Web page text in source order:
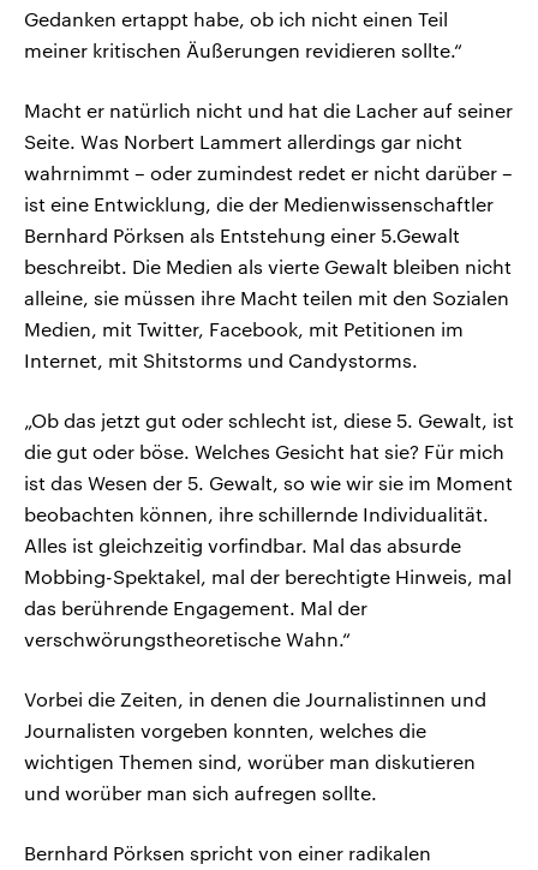
Gedanken ertappt habe, ob ich nicht einen Teil
meiner kritischen Äußerungen revidieren sollte.“
Macht er natürlich nicht und hat die Lacher auf seiner
Seite. Was Norbert Lammert allerdings gar nicht
wahrnimmt – oder zumindest redet er nicht darüber –
ist eine Entwicklung, die der Medienwissenschaftler
Bernhard Pörksen als Entstehung einer 5.Gewalt
beschreibt. Die Medien als vierte Gewalt bleiben nicht
alleine, sie müssen ihre Macht teilen mit den Sozialen
Medien, mit Twitter, Facebook, mit Petitionen im
Internet, mit Shitstorms und Candystorms.
„Ob das jetzt gut oder schlecht ist, diese 5. Gewalt, ist
die gut oder böse. Welches Gesicht hat sie? Für mich
ist das Wesen der 5. Gewalt, so wie wir sie im Moment
beobachten können, ihre schillernde Individualität.
Alles ist gleichzeitig vorfindbar. Mal das absurde
Mobbing-Spektakel, mal der berechtigte Hinweis, mal
das berührende Engagement. Mal der
verschwörungstheoretische Wahn.“
Vorbei die Zeiten, in denen die Journalistinnen und
Journalisten vorgeben konnten, welches die
wichtigen Themen sind, worüber man diskutieren
und worüber man sich aufregen sollte.
Bernhard Pörksen spricht von einer radikalen